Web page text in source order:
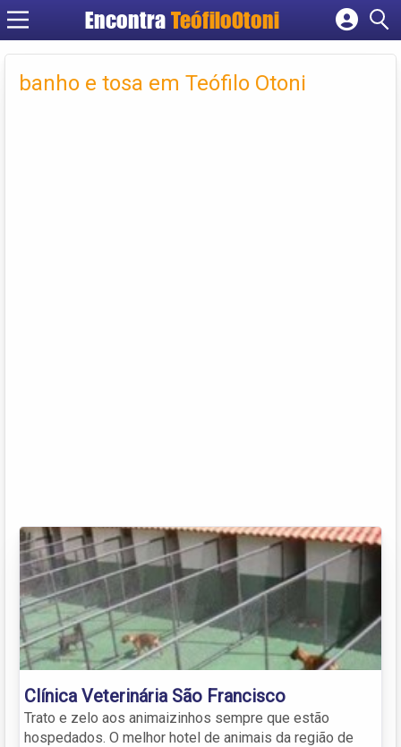
Encontra TeófiloOtoni
Cadastrar empresa
Criar conta
banho e tosa em Teófilo Otoni
Clínica Veterinária São Francisco
Trato e zelo aos animaizinhos sempre que estão
hospedados. O melhor hotel de animais da região de